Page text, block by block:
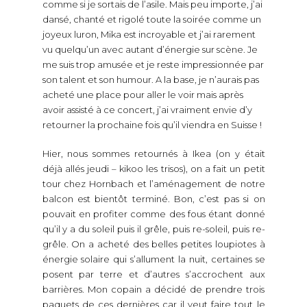
comme si je sortais de l’asile. Mais peu importe, j’ai
dansé, chanté et rigolé toute la soirée comme un
joyeux luron, Mika est incroyable et j’ai rarement
vu quelqu’un avec autant d’énergie sur scène. Je
me suis trop amusée et je reste impressionnée par
son talent et son humour. A la base, je n’aurais pas
acheté une place pour aller le voir mais après
avoir assisté à ce concert, j’ai vraiment envie d’y
retourner la prochaine fois qu’il viendra en Suisse !
Hier, nous sommes retournés à Ikea (on y était
déjà allés jeudi – kikoo les trisos), on a fait un petit
tour chez Hornbach et l’aménagement de notre
balcon est bientôt terminé. Bon, c’est pas si on
pouvait en profiter comme des fous étant donné
qu’il y a du soleil puis il grêle, puis re-soleil, puis re-
grêle. On a acheté des belles petites loupiotes à
énergie solaire qui s’allument la nuit, certaines se
posent par terre et d’autres s’accrochent aux
barrières. Mon copain a décidé de prendre trois
paquets de ces dernières car il veut faire tout le